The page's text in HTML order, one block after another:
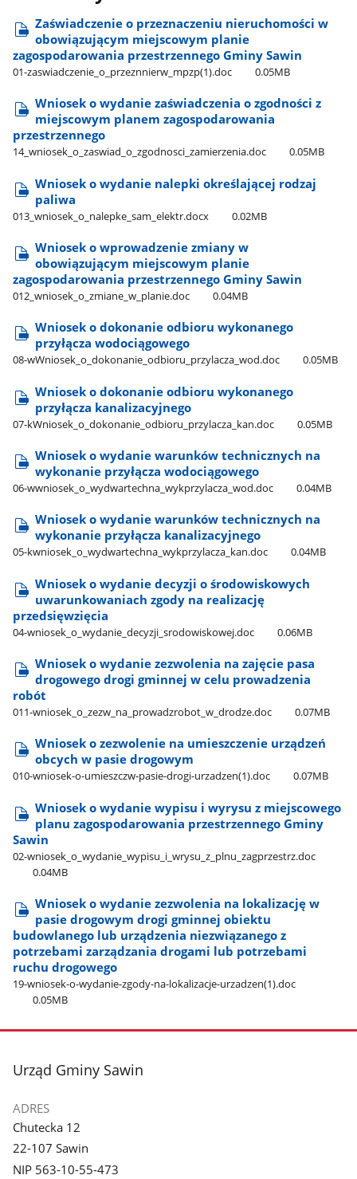
Zaświadczenie o przeznaczeniu nieruchomości w
obowiązującym miejscowym planie
zagospodarowania przestrzennego Gminy Sawin
01-zaswiadczenie​_o​_przeznnierw​_mpzp(1).doc 0.05MB
Wniosek o wydanie zaświadczenia o zgodności z
miejscowym planem zagospodarowania
przestrzennego
14​_wniosek​_o​_zaswiad​_o​_zgodnosci​_zamierzenia.doc 0.05MB
Wniosek o wydanie nalepki określającej rodzaj
paliwa
013​_wniosek​_o​_nalepke​_sam​_elektr.docx 0.02MB
Wniosek o wprowadzenie zmiany w
obowiązującym miejscowym planie
zagospodarowania przestrzennego Gminy Sawin
012​_wniosek​_o​_zmiane​_w​_planie.doc 0.04MB
Wniosek o dokonanie odbioru wykonanego
przyłącza wodociągowego
08-wWniosek​_o​_dokonanie​_odbioru​_przylacza​_wod.doc 0.05MB
Wniosek o dokonanie odbioru wykonanego
przyłącza kanalizacyjnego
07-kWniosek​_o​_dokonanie​_odbioru​_przylacza​_kan.doc 0.05MB
Wniosek o wydanie warunków technicznych na
wykonanie przyłącza wodociągowego
06-wwniosek​_o​_wydwartechna​_wykprzylacza​_wod.doc 0.04MB
Wniosek o wydanie warunków technicznych na
wykonanie przyłącza kanalizacyjnego
05-kwniosek​_o​_wydwartechna​_wykprzylacza​_kan.doc 0.04MB
Wniosek o wydanie decyzji o środowiskowych
uwarunkowaniach zgody na realizację
przedsięwzięcia
04-wniosek​_o​_wydanie​_decyzji​_srodowiskowej.doc 0.06MB
Wniosek o wydanie zezwolenia na zajęcie pasa
drogowego drogi gminnej w celu prowadzenia
robót
011-wniosek​_o​_zezw​_na​_prowadzrobot​_w​_drodze.doc 0.07MB
Wniosek o zezwolenie na umieszczenie urządzeń
obcych w pasie drogowym
010-wniosek-o-umieszczw-pasie-drogi-urzadzen(1).doc 0.07MB
Wniosek o wydanie wypisu i wyrysu z miejscowego
planu zagospodarowania przestrzennego Gminy
Sawin
02-wniosek​_o​_wydanie​_wypisu​_i​_wrysu​_z​_plnu​_zagprzestrz.doc
0.04MB
Wniosek o wydanie zezwolenia na lokalizację w
pasie drogowym drogi gminnej obiektu
budowlanego lub urządzenia niezwiązanego z
potrzebami zarządzania drogami lub potrzebami
ruchu drogowego
19-wniosek-o-wydanie-zgody-na-lokalizacje-urzadzen(1).doc
0.05MB
stopka
Urząd Gminy Sawin
ADRES
Chutecka 12
22-107 Sawin
NIP 563-10-55-473